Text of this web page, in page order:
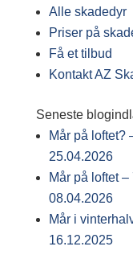
Alle skadedyr
Priser på
Få et tilbud
Kontakt AZ
Seneste
Mår på loftet?
25.04.2026
Mår på loftet
08.04.2026
Mår i
16.12.2025